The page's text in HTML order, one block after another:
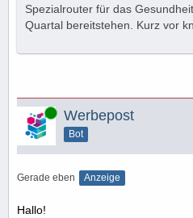
Spezialrouter für das
Quartal bereitstehen. Kurz vor
Online Werbepost
Bot
Gerade eben Anzeige
Hallo!